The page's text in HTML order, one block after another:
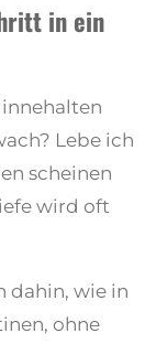
in ein
Lebe ich
scheinen
wird oft
dahin, wie in
ohne